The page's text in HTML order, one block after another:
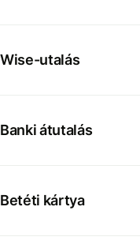
Wise-utalás
Banki átutalás
Betéti kártya